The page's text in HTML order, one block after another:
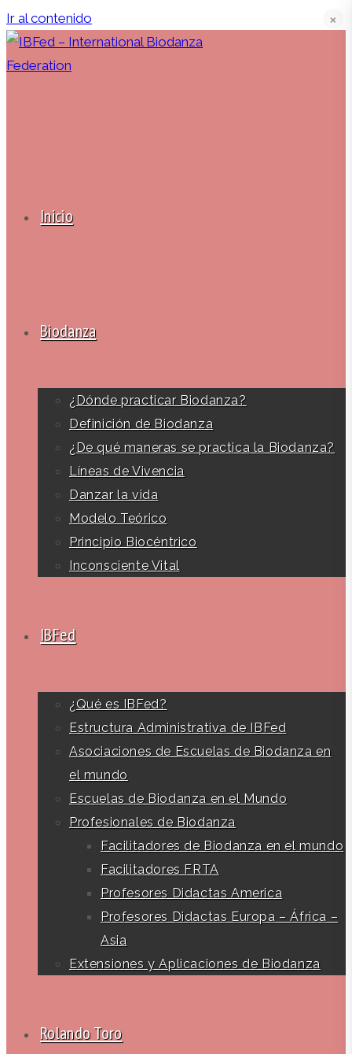
Ir al contenido
Inicio
Biodanza
¿Dónde practicar Biodanza?
Definición de Biodanza
¿De qué maneras se practica la Biodanza?
Líneas de Vivencia
Danzar la vida
Modelo Teórico
Principio Biocéntrico
Inconsciente Vital
IBFed
¿Qué es IBFed?
Estructura Administrativa de IBFed
Asociaciones de Escuelas de Biodanza en
el mundo
Escuelas de Biodanza en el Mundo
Profesionales de Biodanza
Facilitadores de Biodanza en el mundo
Facilitadores FRTA
Profesores Didactas America
Profesores Didactas Europa – África –
Asia
Extensiones y Aplicaciones de Biodanza
Rolando Toro
❌